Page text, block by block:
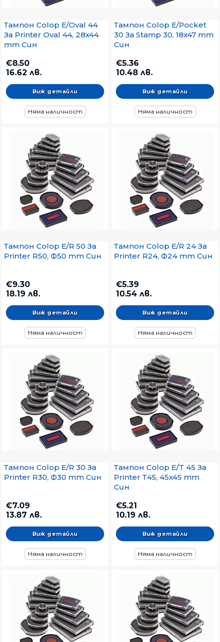
Тампон Colop E/Oval 44
За Printer Oval 44, 28x44
mm Син
€8.50
16.62 лв.
Виж детайли
Няма наличност
Тампон Colop E/Pocket
30 За Stamp 30, 18x47 mm
Син
€5.36
10.48 лв.
Виж детайли
Няма наличност
Тампон Colop E/R 50 За
Printer R50, Ф50 mm Син
€9.30
18.19 лв.
Виж детайли
Няма наличност
Тампон Colop E/R 24 За
Printer R24, Ф24 mm Син
€5.39
10.54 лв.
Виж детайли
Няма наличност
Тампон Colop E/R 30 За
Printer R30, Ф30 mm Син
€7.09
13.87 лв.
Виж детайли
Няма наличност
Тампон Colop E/T 45 За
Printer Т45, 45x45 mm
Син
€5.21
10.19 лв.
Виж детайли
Няма наличност